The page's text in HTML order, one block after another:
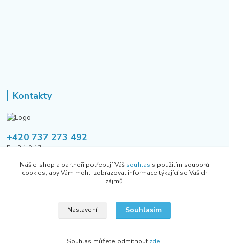
Kontakty
+420 737 273 492
Po-Pá, 9-17h
tusavmanagement@gmail.com
Všechna práva vyhrazena Allhere.cz 2024
Náš e-shop a partneři potřebují Váš souhlas s použitím souborů
cookies, aby Vám mohli zobrazovat informace týkající se Vašich
zájmů.
Nastavení Souhlasím